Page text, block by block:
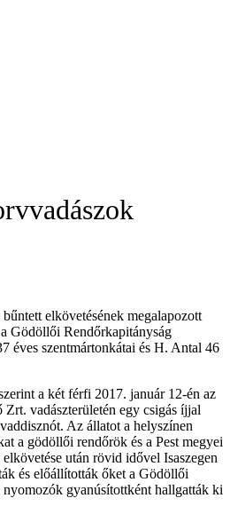
elkövetésének megalapozott
Gödöllői Rendőrkapitányság
éves szentmártonkátai és H. Antal 46
a két férfi 2017. január 12-én az
vadászterületén egy csigás íjjal
Az állatot a helyszínen
a gödöllői rendőrök és a Pest megyei
után rövid idővel Isaszegen
és előállították őket a Gödöllői
gyanúsítottként hallgatták ki